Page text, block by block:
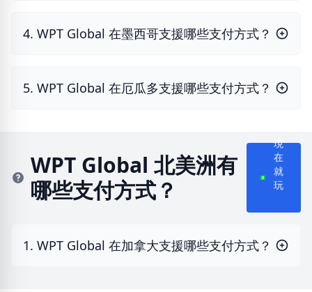
4. WPT Global 在墨西哥支援哪些支付方式？
5. WPT Global 在厄瓜多支援哪些支付方式？
WPT Global 北美洲有
哪些支付方式？
現
在
就
玩
1. WPT Global 在加拿大支援哪些支付方式？